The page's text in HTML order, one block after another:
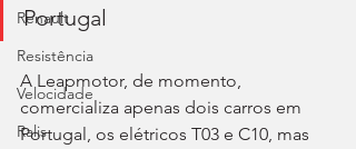
Renault
Resistência
Velocidade
Ralis
Portugal
A Leapmotor, de momento,
comercializa apenas dois carros em
Portugal, os elétricos T03 e C10, mas